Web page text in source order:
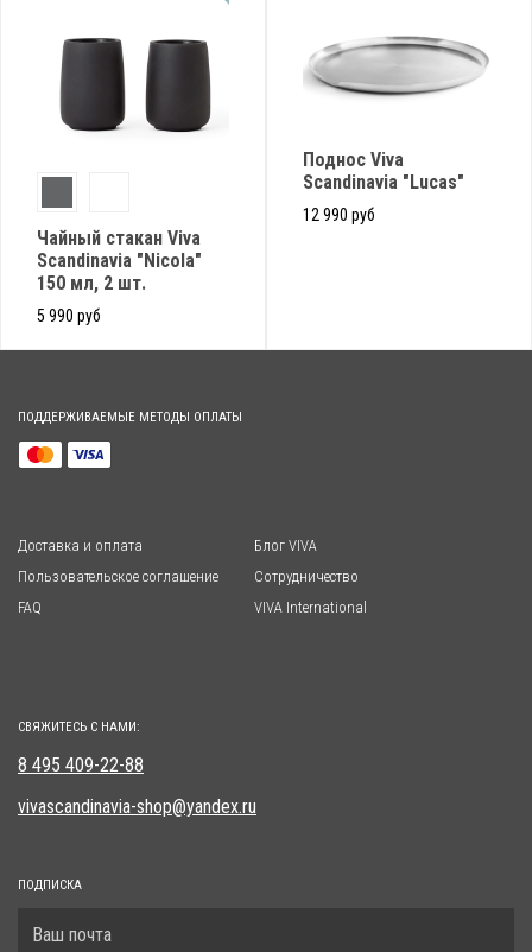
Чайный стакан Viva
Scandinavia "Nicola"
150 мл, 2 шт.
5 990 руб
Поднос Viva
Scandinavia "Lucas"
12 990 руб
ПОДДЕРЖИВАЕМЫЕ МЕТОДЫ ОПЛАТЫ
Доставка и оплата
Пользовательское соглашение
FAQ
Блог VIVA
Сотрудничество
VIVA International
СВЯЖИТЕСЬ С НАМИ:
8 495 409-22-88
vivascandinavia-shop@yandex.ru
ПОДПИСКА